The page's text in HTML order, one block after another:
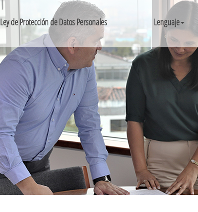
Ley de Protección de Datos Personales Lenguaje